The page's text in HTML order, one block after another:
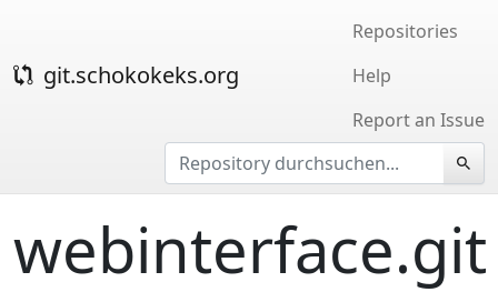
git.schokokeks.org
Repositories
Help
Report an Issue
webinterface.git